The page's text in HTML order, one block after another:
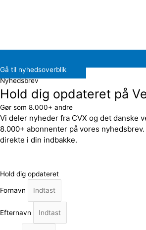
Gå til nyhedsoverblik
Nyhedsbrev
Hold dig opdateret på
Gør som 8.000+ andre
Vi deler nyheder fra CVX og det danske
8.000+ abonnenter på vores
direkte i din indbakke.
Hold dig opdateret
Fornavn
Efternavn